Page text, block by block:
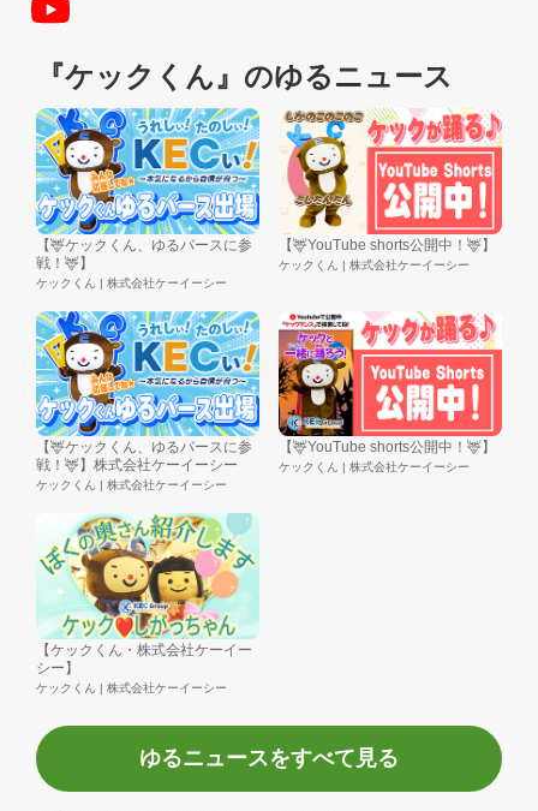
『ケックくん』のゆるニュース
【🦌ケックくん、ゆるバースに参
戦！🦌】
ケックくん | 株式会社ケーイーシー
【🦌YouTube shorts公開中！🦌】
ケックくん | 株式会社ケーイーシー
【🦌ケックくん、ゆるバースに参
戦！🦌】株式会社ケーイーシー
ケックくん | 株式会社ケーイーシー
【🦌YouTube shorts公開中！🦌】
ケックくん | 株式会社ケーイーシー
【ケックくん・株式会社ケーイー
シー】
ケックくん | 株式会社ケーイーシー
ゆるニュースをすべて見る